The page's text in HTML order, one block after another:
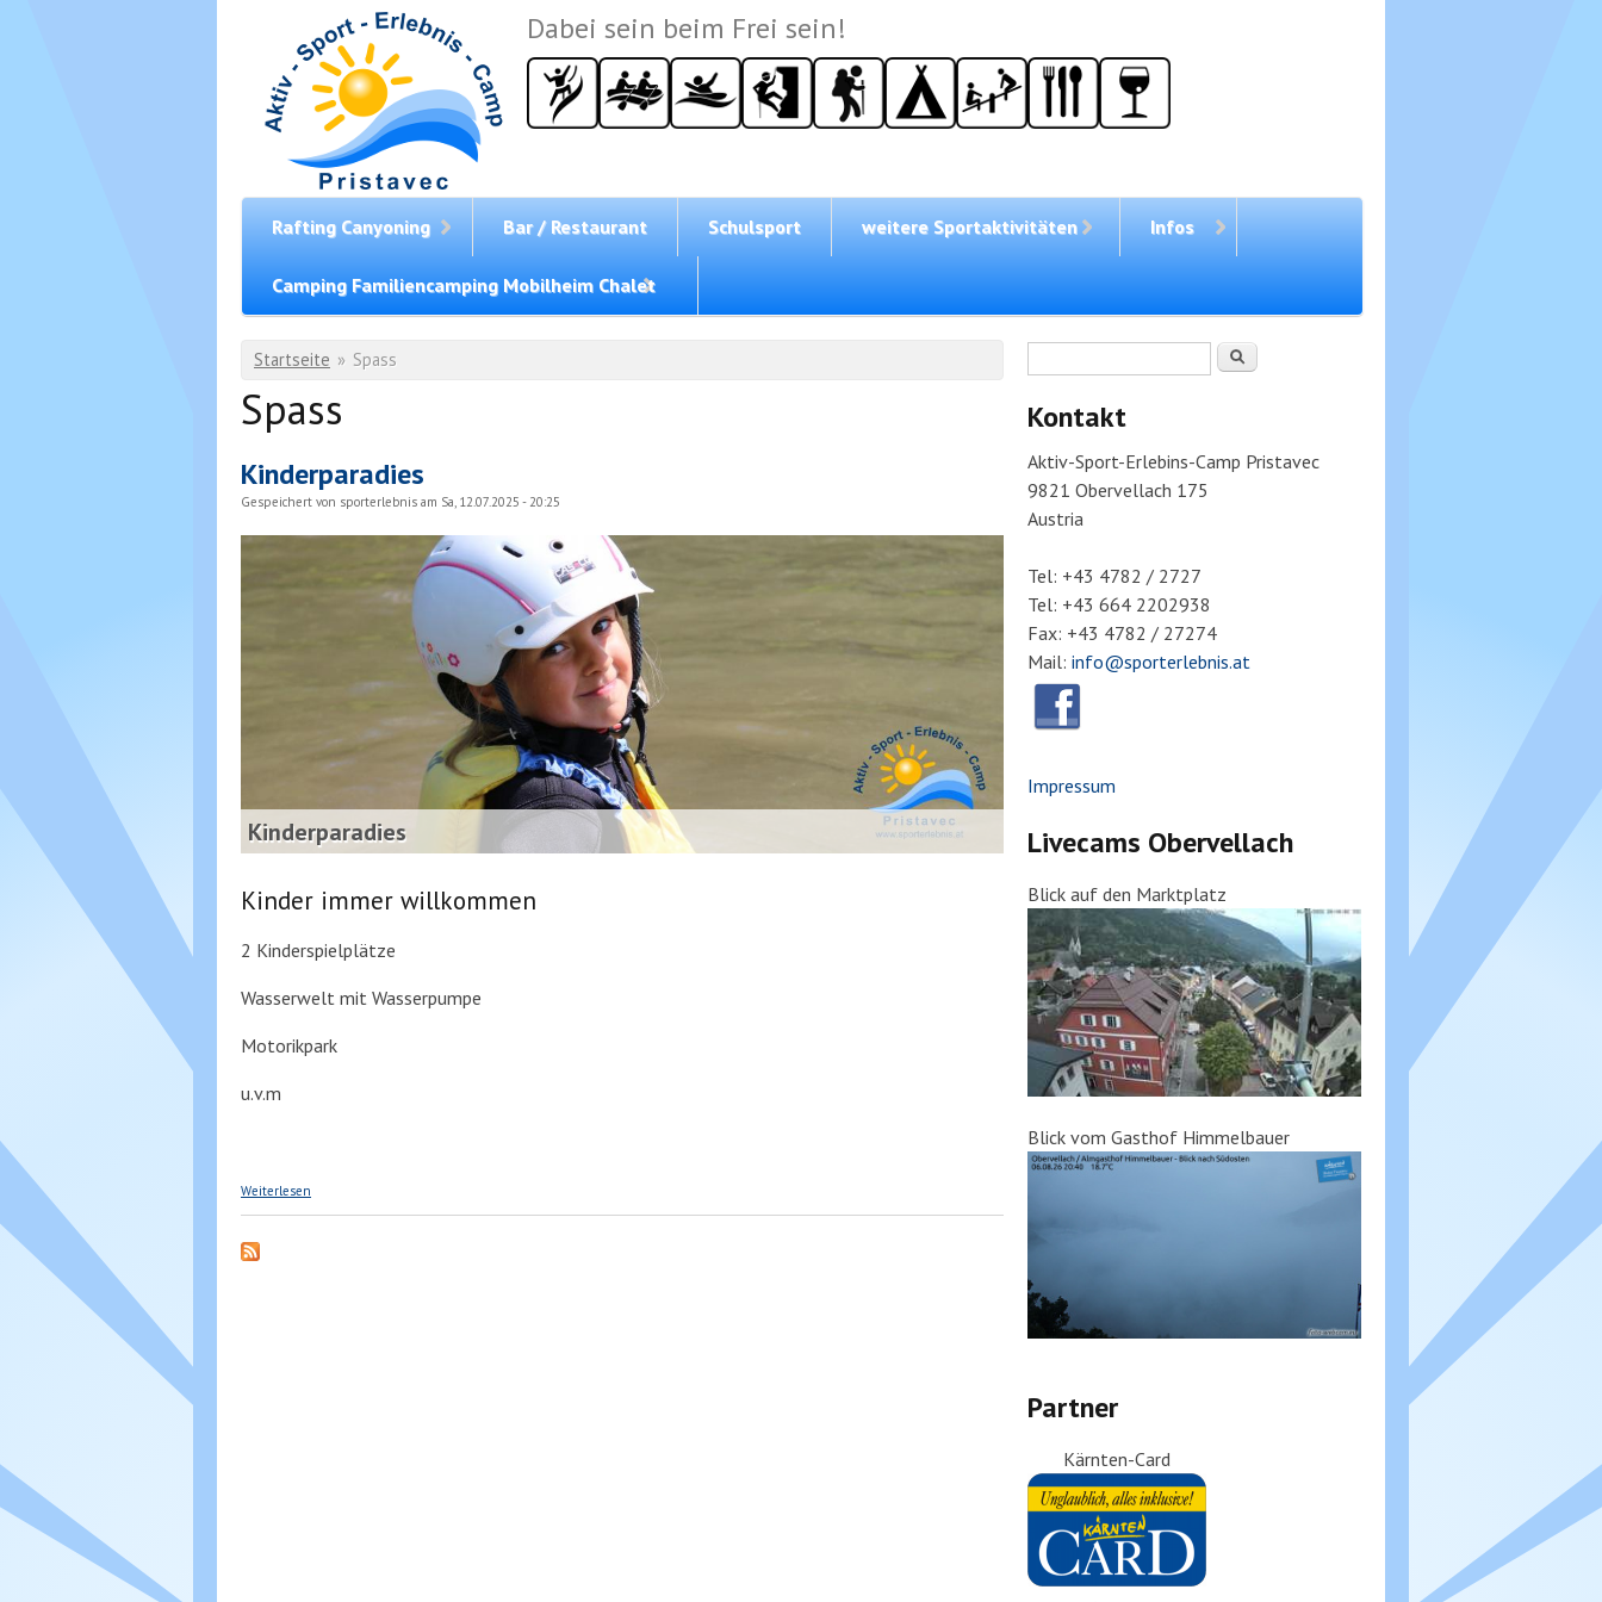
Dabei sein beim Frei sein!
Rafting Canyoning Bar / Restaurant Schulsport weitere Sportaktivitäten Infos
Camping Familiencamping Mobilheim Chalet
Sie sind hier
Startseite » Spass
Spass
Kinderparadies
Gespeichert von sporterlebnis am Sa, 12.07.2025 - 20:25
Kinderparadies
Kinder immer willkommen
2 Kinderspielplätze
Wasserwelt mit Wasserpumpe
Motorikpark
u.v.m
Weiterlesen
Suche
Kontakt
Aktiv-Sport-Erlebins-Camp Pristavec
9821 Obervellach 175
Austria
Tel: +43 4782 / 2727
Tel: +43 664 2202938
Fax: +43 4782 / 27274
Mail: info@sporterlebnis.at
Impressum
Livecams Obervellach
Blick auf den Marktplatz
Blick vom Gasthof Himmelbauer
Partner
Kärnten-Card